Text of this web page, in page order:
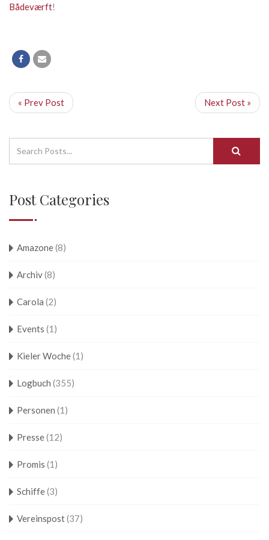
Bådeværft!
« Prev Post Next Post »
Post Categories
Amazone(8)
Archiv(8)
Carola (2)
Events (1)
Kieler Woche(1)
Logbuch (355)
Personen (1)
Presse(12)
Promis (1)
Schiffe(3)
Vereinspost(37)